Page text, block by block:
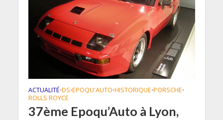
ACTUALITÉ•DS•EPOQU'AUTO•HISTORIQUE•PORSCHE•
ROLLS ROYCE
37ème Epoqu’Auto à Lyon,